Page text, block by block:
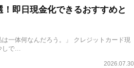
即日現金化できるおすすめと
は一体何なんだろう。」 クレジットカード現
しで…
2026.07.30